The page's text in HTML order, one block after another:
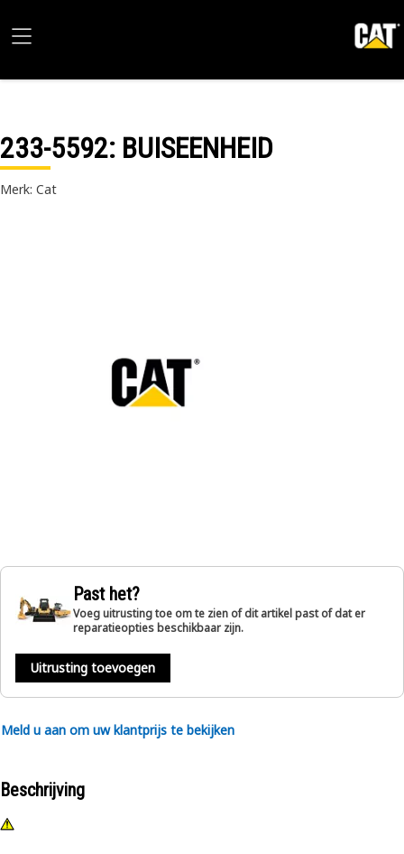
233-5592: BUISEENHEID
Merk: Cat
Past het?
Voeg uitrusting toe om te zien of dit artikel past of dat er
reparatieopties beschikbaar zijn.
Uitrusting toevoegen
Meld u aan om uw klantprijs te bekijken
Beschrijving